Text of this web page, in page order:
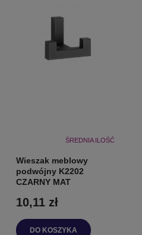
ŚREDNIA ILOŚĆ
Wieszak meblowy
podwójny K2202
CZARNY MAT
10,11 zł
DO KOSZYKA